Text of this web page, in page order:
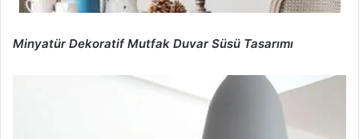
Minyatür Dekoratif Mutfak Duvar Süsü Tasarımı